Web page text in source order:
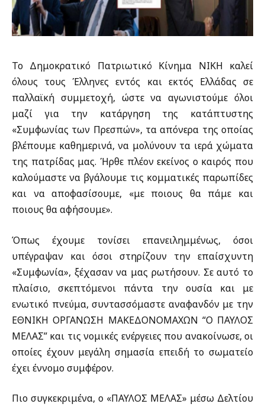
Το Δημοκρατικό Πατριωτικό Κίνημα ΝΙΚΗ καλεί
όλους τους Έλληνες εντός και εκτός Ελλάδας σε
παλλαϊκή συμμετοχή, ώστε να αγωνιστούμε όλοι
μαζί για την κατάργηση της κατάπτυστης
«Συμφωνίας των Πρεσπών», τα απόνερα της οποίας
βλέπουμε καθημερινά, να μολύνουν τα ιερά χώματα
της πατρίδας μας. Ήρθε πλέον εκείνος ο καιρός που
καλούμαστε να βγάλουμε τις κομματικές παρωπίδες
και να αποφασίσουμε, «με ποιους θα πάμε και
ποιους θα αφήσουμε».
Όπως έχουμε τονίσει επανειλημμένως, όσοι
υπέγραψαν και όσοι στηρίζουν την επαίσχυντη
«Συμφωνία», ξέχασαν να μας ρωτήσουν. Σε αυτό το
πλαίσιο, σκεπτόμενοι πάντα την ουσία και με
ενωτικό πνεύμα, συντασσόμαστε αναφανδόν με την
ΕΘΝΙΚΗ ΟΡΓΑΝΩΣΗ ΜΑΚΕΔΟΝΟΜΑΧΩΝ “Ο ΠΑΥΛΟΣ
ΜΕΛΑΣ” και τις νομικές ενέργειες που ανακοίνωσε, οι
οποίες έχουν μεγάλη σημασία επειδή το σωματείο
έχει έννομο συμφέρον.
Πιο συγκεκριμένα, ο «ΠΑΥΛΟΣ ΜΕΛΑΣ» μέσω Δελτίου